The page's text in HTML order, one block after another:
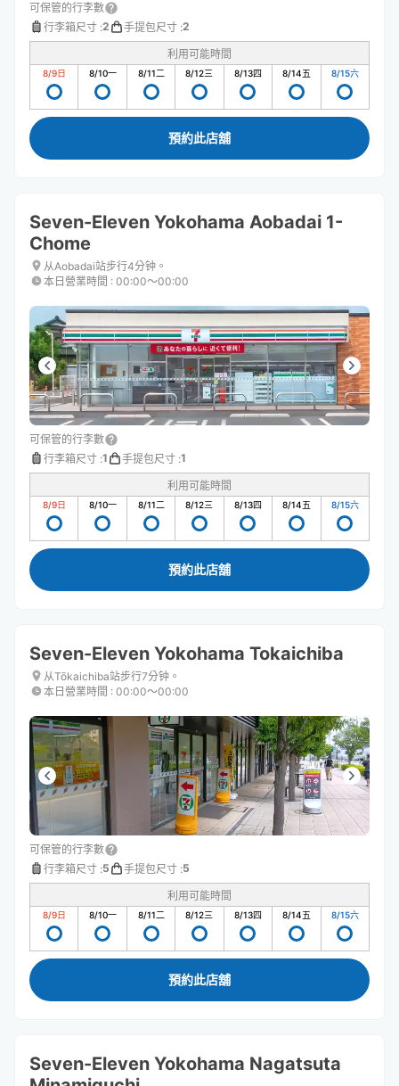
可保管的行李數
行李箱尺寸 :2 手提包尺寸 :2
利用可能時間
8/9日 8/10一 8/11二 8/12三 8/13四 8/14五 8/15六
預約此店舖
Seven-Eleven Yokohama Aobadai 1-
Chome
从Aobadai站步行4分钟。
本日營業時間 : 00:00〜00:00
可保管的行李數
行李箱尺寸 :1 手提包尺寸 :1
利用可能時間
8/9日 8/10一 8/11二 8/12三 8/13四 8/14五 8/15六
預約此店舖
Seven-Eleven Yokohama Tokaichiba
从Tōkaichiba站步行7分钟。
本日營業時間 : 00:00〜00:00
可保管的行李數
行李箱尺寸 :5 手提包尺寸 :5
利用可能時間
8/9日 8/10一 8/11二 8/12三 8/13四 8/14五 8/15六
預約此店舖
Seven-Eleven Yokohama Nagatsuta